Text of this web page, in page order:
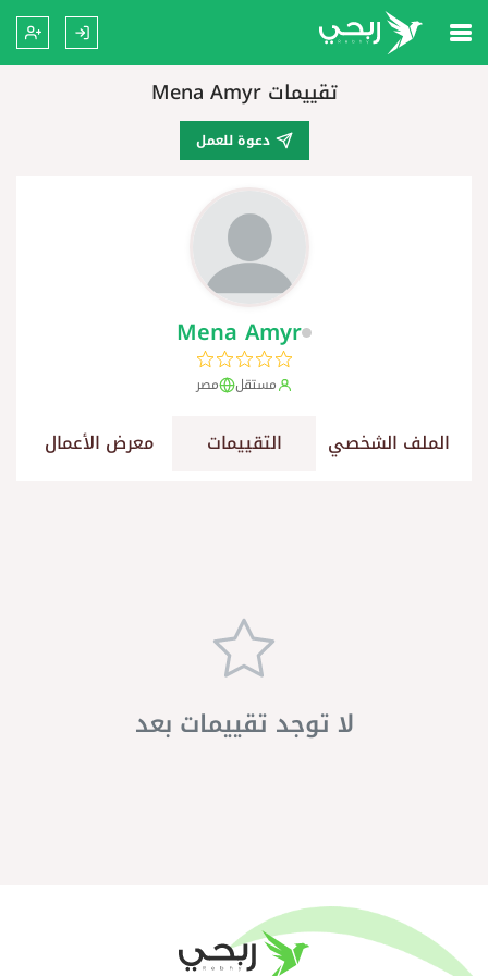
تقييمات Mena Amyr
دعوة للعمل
Mena Amyr
مستقل مصر
الملف الشخصي التقييمات معرض الأعمال
لا توجد تقييمات بعد